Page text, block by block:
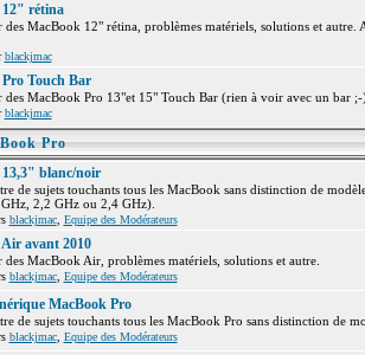
rétina
des MacBook 12" rétina, problèmes matériels, solutions et
blackjmac
Touch Bar
des MacBook Pro 13"et 15" Touch Bar (rien à voir avec un bar
blackjmac
Pro
blanc/noir
de sujets touchants tous les MacBook sans distinction de
2,2 GHz ou 2,4 GHz).
blackjmac, Equipe des Modérateurs
avant 2010
des MacBook Air, problèmes matériels, solutions et autre.
blackjmac, Equipe des Modérateurs
MacBook Pro
de sujets touchants tous les MacBook Pro sans distinction de
blackjmac, Equipe des Modérateurs